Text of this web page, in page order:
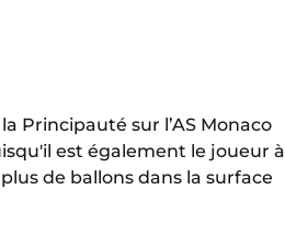
Principauté sur l’AS Monaco
est également le joueur à
de ballons dans la surface